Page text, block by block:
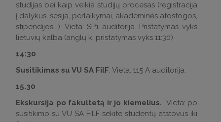
studijas bei kaip veikia studijų procesas (registracija
į dalykus, sesija, perlaikymai, akademinės atostogos,
stipendijos...). Vieta: SP1 auditorija. Pristatymas vyks
lietuvių kalba (anglų k. pristatymas vyks 11:30).
14:30
Susitikimas su VU SA FilF. Vieta: 115 A auditorija.
15.30
Ekskursija po fakultetą ir jo kiemelius. Vieta: po
susitikimo su VU SA FiLF sekite studentų atstovus iki